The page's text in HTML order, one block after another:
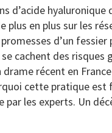
d’acide hyaluronique
plus en plus sur les
d’un
cachent des risques
récent en
cette pratique
par les experts. Un